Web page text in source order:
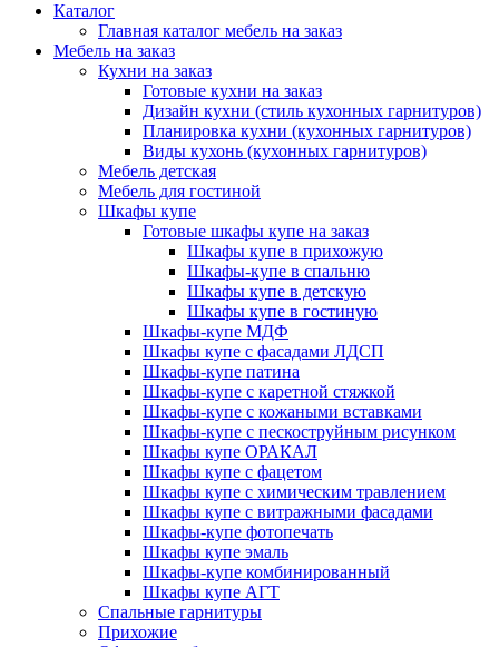
Каталог
Главная каталог мебель на заказ
Мебель на заказ
Кухни на заказ
Готовые кухни на заказ
Дизайн кухни (стиль кухонных гарнитуров)
Планировка кухни (кухонных гарнитуров)
Виды кухонь (кухонных гарнитуров)
Мебель детская
Мебель для гостиной
Шкафы купе
Готовые шкафы купе на заказ
Шкафы купе в прихожую
Шкафы-купе в спальню
Шкафы купе в детскую
Шкафы купе в гостиную
Шкафы-купе МДФ
Шкафы купе с фасадами ЛДСП
Шкафы-купе патина
Шкафы-купе с каретной стяжкой
Шкафы-купе с кожаными вставками
Шкафы-купе с пескоструйным рисунком
Шкафы купе ОРАКАЛ
Шкафы купе с фацетом
Шкафы купе с химическим травлением
Шкафы купе с витражными фасадами
Шкафы-купе фотопечать
Шкафы купе эмаль
Шкафы-купе комбинированный
Шкафы купе АГТ
Спальные гарнитуры
Прихожие